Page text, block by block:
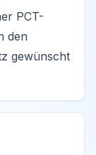
PCT-
den
gewünscht